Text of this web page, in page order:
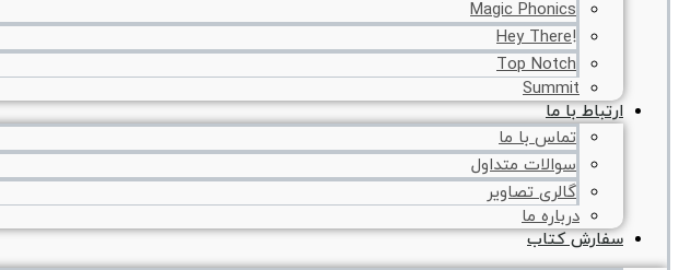
Magic Phonics
!Hey There
Top Notch
Summit
ارتباط با ما
تماس با ما
سوالات متداول
گالری تصاویر
درباره ما
سفارش کتاب